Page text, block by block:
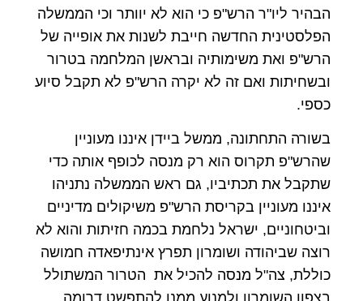
הבהיר ליו"ר הרש"פ כי הוא לא יוותר וכי הממשלה
הפלסטינית החדשה חייבת לשנות את אופייה של
הרש"פ ואת משימותיה ובראשן המלחמה בטרור
ובשחיתות ואם זה לא יקרה הרש"פ לא תקבל סיוע
כספי.
בשורה התחתונה, ממשל ביידן איננו מעוניין
שהרש"פ תקרוס הוא רק מנסה לכופף אותה כדי
שתקבל את תכתיביו, גם ראש הממשלה נתניהו
איננו מעוניין בקריסת הרש"פ משיקולים מדיניים
וביטחוניים, ישראל נלחמת בכמה חזיתות והוא לא
רוצה שביהודה ושומרון תפרץ אינתיפאדה חמושה
כוללת, צה"ל מנסה להכיל את הטרור המשתולל